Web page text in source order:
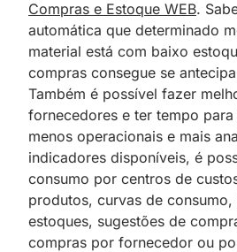
Compras e Estoque WEB.
automática que determinado
material está com baixo
compras consegue se
Também é possível fazer
fornecedores e ter tempo
menos operacionais e mais
indicadores disponíveis, é
consumo por centros de
produtos, curvas de consumo,
estoques, sugestões de
compras por fornecedor ou